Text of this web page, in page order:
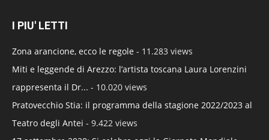
I PIU' LETTI
Zona arancione, ecco le regole - 11.283 views
Miti e leggende di Arezzo: l’artista toscana Laura Lorenzini
rappresenta il Dr... - 10.020 views
Pratovecchio Stia: il programma della stagione 2022/2023 al
Teatro degli Antei - 9.422 views